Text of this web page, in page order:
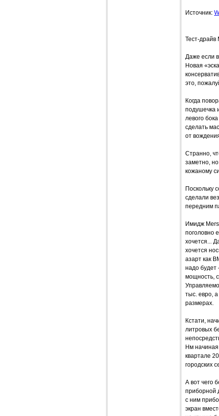
Источник:
Тест-драйв
Даже если
Новая
это,
Когда
подушечка
левого
сделать
от
Странно,
заметно,
кожаному
Поскольку
сделали
передним
Имидж
поголовно
хочется...
хочется
азарт как
надо будет
мощность,
тыс. евро,
размерах.
Кстати,
литровых
Нм
квартале
городских
А вот чего
приборной
с ним
экран